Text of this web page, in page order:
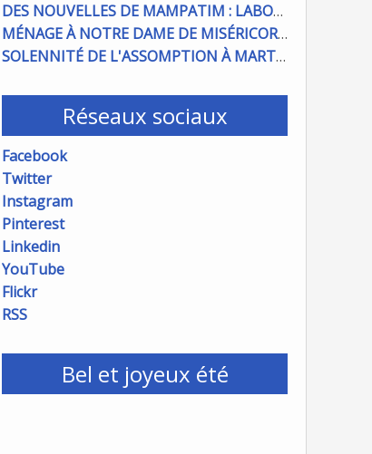
DES NOUVELLES DE MAMPATIM : LABOUR DU CHAMP PAROISSIAL
MÉNAGE À NOTRE DAME DE MISÉRICORDE : ON COMPTE SUR VOUS !
SOLENNITÉ DE L'ASSOMPTION À MARTIGUES ET PORT DE BOUC
Réseaux sociaux
Facebook
Twitter
Instagram
Pinterest
Linkedin
YouTube
Flickr
RSS
Bel et joyeux été